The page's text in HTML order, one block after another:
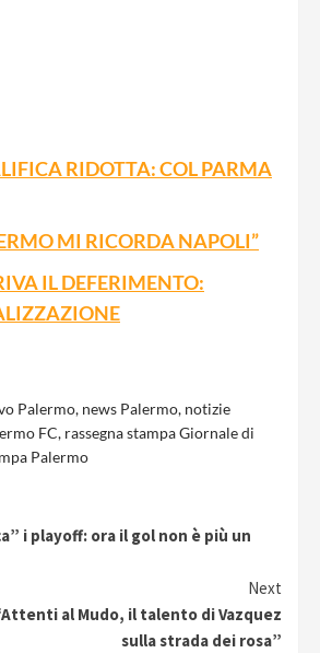
RIDOTTA: COL PARMA
MI RICORDA NAPOLI”
IL DEFERIMENTO:
Palermo, news Palermo, notizie
FC, rassegna stampa Giornale di
Palermo
i playoff: ora il gol non è più un
Next
al Mudo, il talento di Vazquez
sulla strada dei rosa”